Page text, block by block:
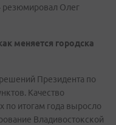
резюмировал Олег
меняется городска
Президента по
Качество
по итогам года выросло
Владивостокской